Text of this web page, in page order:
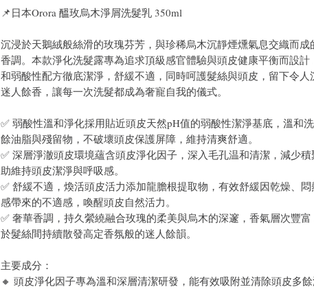
📌日本Orora 醞玫烏木淨屑洗髮乳 350ml
沉浸於天鵝絨般絲滑的玫瑰芬芳，與珍稀烏木沉靜煙燻氣息交織而成
香調。本款淨化洗髮露專為追求頂級感官體驗與頭皮健康平衡而設計
和弱酸性配方徹底潔淨，舒緩不適，同時呵護髮絲與頭皮，留下令人
迷人餘香，讓每一次洗髮都成為奢寵自我的儀式。
✅ 弱酸性溫和淨化採用貼近頭皮天然pH值的弱酸性潔淨基底，溫和
餘油脂與殘留物，不破壞頭皮保護屏障，維持清爽舒適。
✅ 深層淨澈頭皮環境蘊含頭皮淨化因子，深入毛孔温和清潔，減少
助維持頭皮潔淨與呼吸感。
✅ 舒緩不適，煥活頭皮活力添加龍膽根提取物，有效舒緩因乾燥、
感帶來的不適感，喚醒頭皮自然活力。
✅ 奢華香調，持久縈繞融合玫瑰的柔美與烏木的深邃，香氣層次豐富
於髮絲間持續散發高定香氛般的迷人餘韻。
主要成分：
🔸 頭皮淨化因子專為溫和深層清潔研發，能有效吸附並清除頭皮多